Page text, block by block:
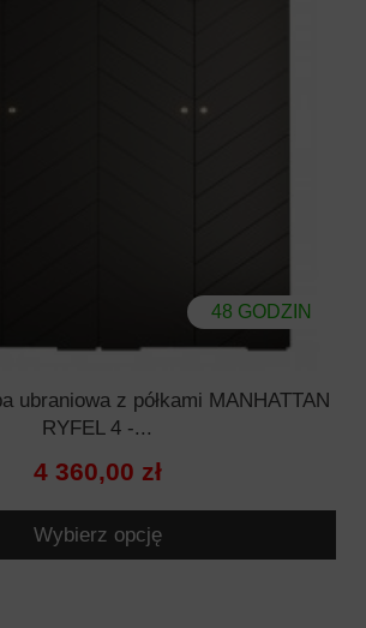
48 GODZIN
ubraniowa z półkami MANHATTAN
RYFEL 4 -...
4 360,00 zł
Wybierz opcję